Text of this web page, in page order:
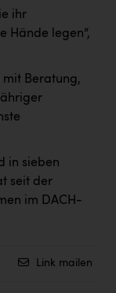
ihr
Hände legen“,
mit Beratung,
in sieben
seit der
im DACH-
Link mailen